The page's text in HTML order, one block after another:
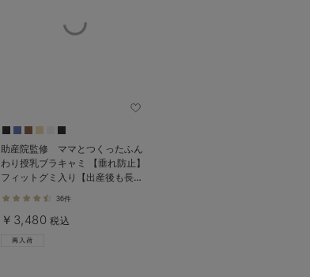
助産院監修 ママとつくったふん
わり授乳ブラキャミ 【垂れ防止】
フィットグミ入り【出産後も長く
36件
￥3,480 税込